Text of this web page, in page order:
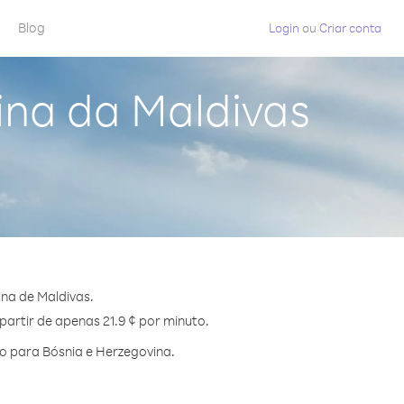
Blog Login ou Criar conta
da Maldivas
de Maldivas.
de apenas 21.9 ¢ por minuto.
Bósnia e Herzegovina.